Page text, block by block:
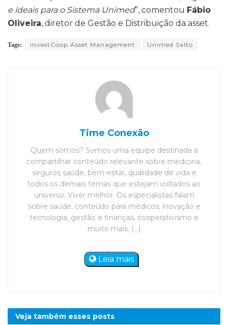
e ideais para o Sistema Unimed”, comentou Fábio
Oliveira, diretor de Gestão e Distribuição da asset.
Tags: InvestCoop Asset Management Unimed Salto
Time Conexão
Quem somos? Somos uma equipe destinada a
compartilhar conteúdo relevante sobre medicina,
seguros saúde, bem-estar, qualidade de vida e
todos os demais temas que estejam voltados ao
universo: Viver melhor. Os especialistas falam
sobre saúde, conteúdo para médicos, inovação e
tecnologia, gestão e finanças, cooperativismo e
muito mais. (...)
Leia mais
Veja também esses posts